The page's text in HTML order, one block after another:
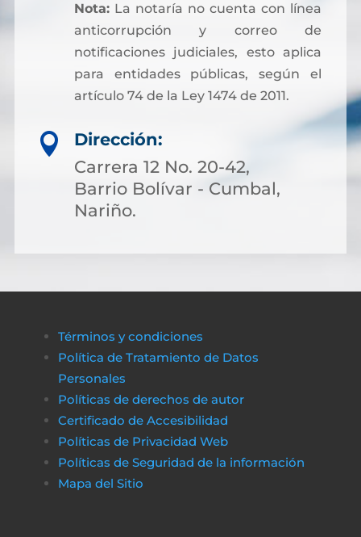
Nota:La notaría no cuenta con línea
anticorrupción y correo de
notificaciones judiciales, esto aplica
para entidades públicas, según el
artículo 74 de la Ley 1474 de 2011.

Dirección:
Carrera 12 No. 20-42,
Barrio Bolívar - Cumbal,
Nariño.
Términos y condiciones
Política de Tratamiento de Datos
Personales
Políticas de derechos de autor
Certificado de Accesibilidad
Políticas de Privacidad Web
Políticas de Seguridad de la información
Mapa del Sitio